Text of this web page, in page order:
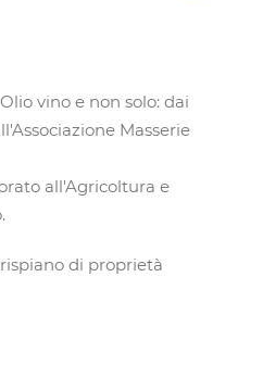
vino e non solo: dai
Masserie
all'Agricoltura e
di proprietà